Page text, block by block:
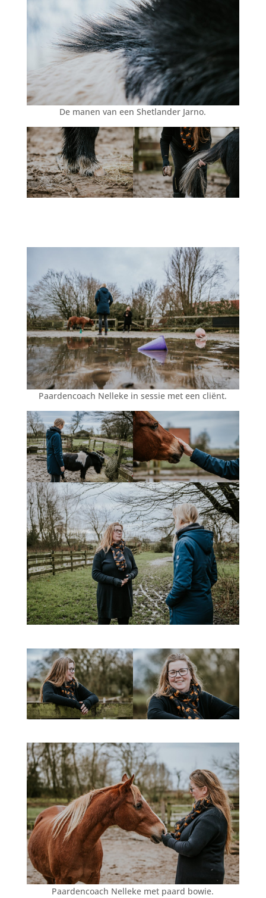
De manen van een Shetlander Jarno.
Paardencoach Nelleke in sessie met een cliënt.
Paardencoach Nelleke met paard bowie.